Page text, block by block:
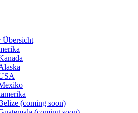
Übersicht
(coming soon)